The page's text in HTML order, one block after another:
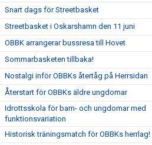
Snart dags för Streetbasket
Streetbasket i Oskarshamn den 11 juni
OBBK arrangerar bussresa till Hovet
Sommarbasketen tillbaka!
Nostalgi inför OBBKs återtåg på Herrsidan
Återstart för OBBKs äldre ungdomar
Idrottsskola för barn- och ungdomar med
funktionsvariation
Historisk träningsmatch för OBBKs herrlag!